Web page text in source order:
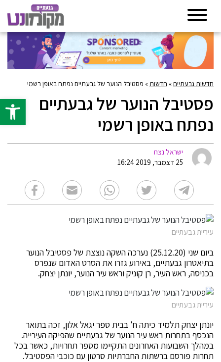
פתח
חדשות גבעתיים» חדשות » פסטיבל הנוער של גבעתיים נפתח באופן רשמי
פסטיבל הנוער של גבעתיים
נפתח באופן רשמי
ישראל נצח
25 דצמבר, 2019 16:24
עיריית גבעתיים
ביום שני (25.12.20) נערכה השקה נוצצת של פסטיבל הנוער
בתיאטרון גבעתיים, באירוע גזרו את הסרט האדום שנפרס
בכניסה, ראש העיר, רן קוניק וראש עיר הנוער, יונתן יצחק.
עיריית גבעתיים
יונתן יצחק תלמיד כיתה ח' בבית ספר יגאל אלון, זכה בתואר
הנכסף בתחרות ראש עיר הנוער של גבעתיים שהפיקה העירייה.
במהלך השבועות האחרונים התקיימו מספר תחרויות, כאשר בכל
תחרות פורסם ברשתות החברתיות סרטון עם כוכבי הפסטיבל.